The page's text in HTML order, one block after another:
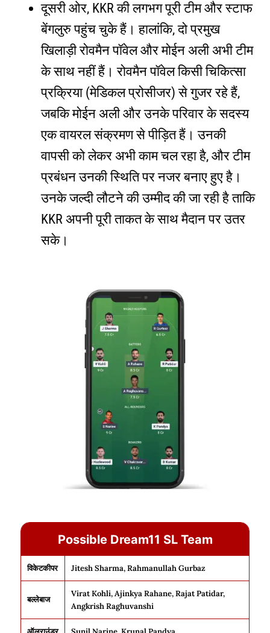
दूसरी ओर, KKR की लगभग पूरी टीम और स्टाफ
बेंगलुरु पहुंच चुके हैं। हालांकि, दो प्रमुख
खिलाड़ी रोवमैन पॉवेल और मोईन अली अभी टीम
के साथ नहीं हैं। रोवमैन पॉवेल किसी चिकित्सा
प्रक्रिया (मेडिकल प्रोसीजर) से गुजर रहे हैं,
जबकि मोईन अली और उनके परिवार के सदस्य
एक वायरल संक्रमण से पीड़ित हैं। उनकी
वापसी को लेकर अभी काम चल रहा है, और टीम
प्रबंधन उनकी स्थिति पर नजर बनाए हुए है।
उनके जल्दी लौटने की उम्मीद की जा रही है ताकि
KKR अपनी पूरी ताकत के साथ मैदान पर उतर
सके।
Possible Dream11 SL Team
विकेटकीपर Jitesh Sharma, Rahmanullah Gurbaz
बल्लेबाज
Virat Kohli, Ajinkya Rahane, Rajat Patidar,
Angkrish Raghuvanshi